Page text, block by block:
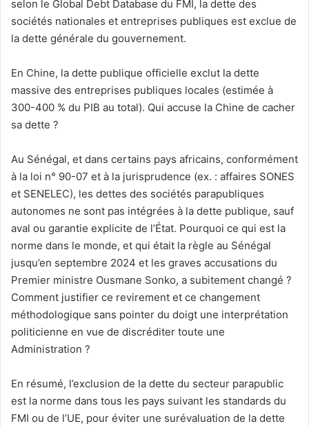
selon le Global Debt Database du FMI, la dette des
sociétés nationales et entreprises publiques est exclue de
la dette générale du gouvernement.
En Chine, la dette publique officielle exclut la dette
massive des entreprises publiques locales (estimée à
300-400 % du PIB au total). Qui accuse la Chine de cacher
sa dette ?
Au Sénégal, et dans certains pays africains, conformément
à la loi n° 90-07 et à la jurisprudence (ex. : affaires SONES
et SENELEC), les dettes des sociétés parapubliques
autonomes ne sont pas intégrées à la dette publique, sauf
aval ou garantie explicite de l’État. Pourquoi ce qui est la
norme dans le monde, et qui était la règle au Sénégal
jusqu’en septembre 2024 et les graves accusations du
Premier ministre Ousmane Sonko, a subitement changé ?
Comment justifier ce revirement et ce changement
méthodologique sans pointer du doigt une interprétation
politicienne en vue de discréditer toute une
Administration ?
En résumé, l’exclusion de la dette du secteur parapublic
est la norme dans tous les pays suivant les standards du
FMI ou de l’UE, pour éviter une surévaluation de la dette